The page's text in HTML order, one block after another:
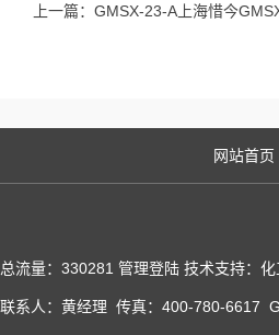
上一篇： GMSX-23-A上海惜今
网站首页
总流量：330281 管理登陆 技术支持：化
联系人：黄经理 传真：400-780-6617